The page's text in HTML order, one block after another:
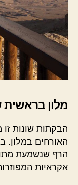
מלון
הבקתות שונות
האורחים במלון.
הרף שנשמעת
אקראיות